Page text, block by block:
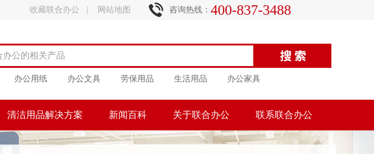
收藏联合办公 网站地图 咨询热线： 400-837-3488
办公用纸 办公文具 劳保用品 生活用品 办公家具
清洁用品解决方案 新闻百科 关于联合办公 联系联合办公